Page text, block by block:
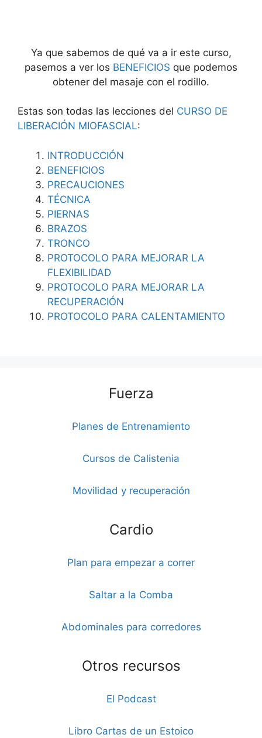
Ya que sabemos de qué va a ir este curso,
pasemos a ver los BENEFICIOS que podemos
obtener del masaje con el rodillo.
Estas son todas las lecciones del CURSO DE
LIBERACIÓN MIOFASCIAL:
INTRODUCCIÓN
BENEFICIOS
PRECAUCIONES
TÉCNICA
PIERNAS
BRAZOS
TRONCO
PROTOCOLO PARA MEJORAR LA
FLEXIBILIDAD
PROTOCOLO PARA MEJORAR LA
RECUPERACIÓN
PROTOCOLO PARA CALENTAMIENTO
Fuerza
Planes de Entrenamiento
Cursos de Calistenia
Movilidad y recuperación
Cardio
Plan para empezar a correr
Saltar a la Comba
Abdominales para corredores
Otros recursos
El Podcast
Libro Cartas de un Estoico